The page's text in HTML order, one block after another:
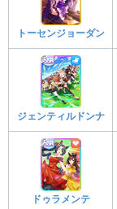
トーセンジョーダン
ジェンティルドンナ
ドゥラメンテ